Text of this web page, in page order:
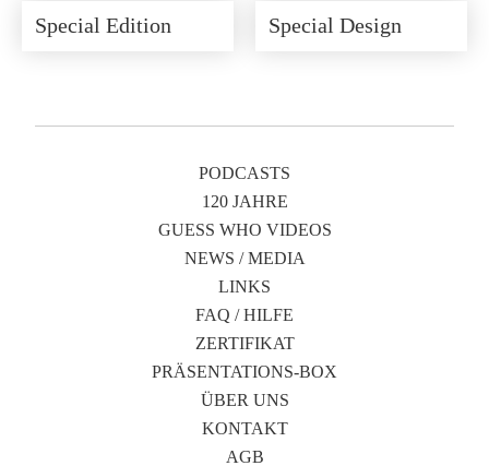
Special Edition Special Design
PODCASTS
120 JAHRE
GUESS WHO VIDEOS
NEWS / MEDIA
LINKS
FAQ / HILFE
ZERTIFIKAT
PRÄSENTATIONS-BOX
ÜBER UNS
KONTAKT
AGB